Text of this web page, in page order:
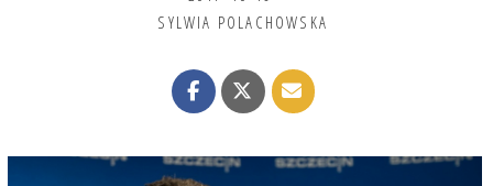
SYLWIA POLACHOWSKA